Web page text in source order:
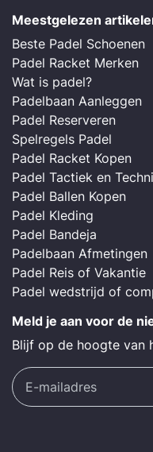
Meestgelezen
Beste Padel Schoenen
Padel Racket Merken
Wat is padel?
Padelbaan Aanleggen
Padel Reserveren
Spelregels Padel
Padel Racket Kopen
Padel Tactiek en
Padel Ballen Kopen
Padel Kleding
Padel Bandeja
Padelbaan Afmetingen
Padel Reis of Vakantie
Padel wedstrijd of
Meld je aan voor de
Blijf op de hoogte van